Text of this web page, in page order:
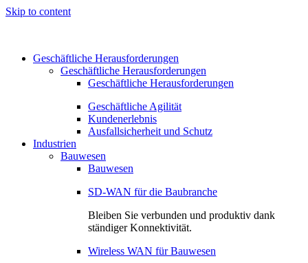
Skip to content
Geschäftliche Herausforderungen
Geschäftliche Herausforderungen
Geschäftliche Herausforderungen
Geschäftliche Agilität
Kundenerlebnis
Ausfallsicherheit und Schutz
Industrien
Bauwesen
Bauwesen
SD-WAN für die Baubranche
Bleiben Sie verbunden und produktiv dank
ständiger Konnektivität.
Wireless WAN für Bauwesen